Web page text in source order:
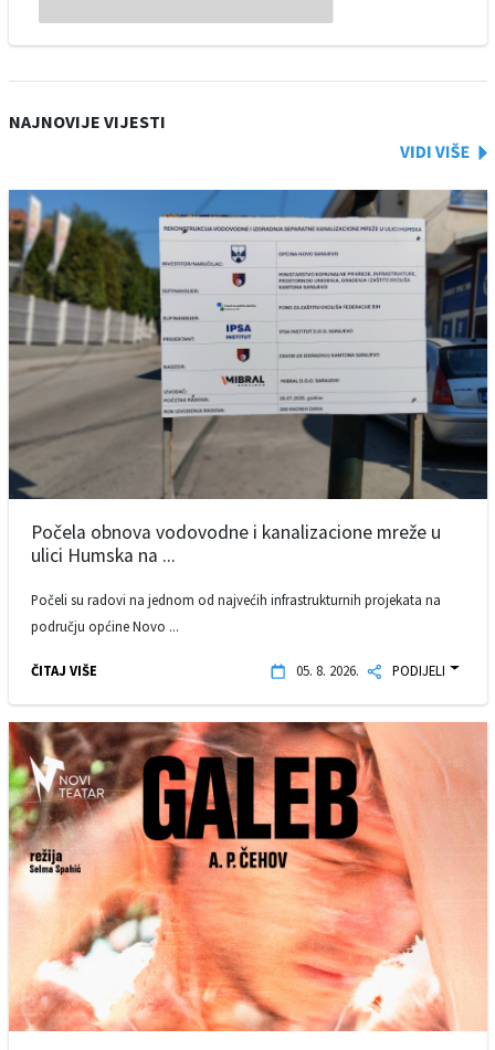
NAJNOVIJE VIJESTI
Počela obnova vodovodne i kanalizacione mreže u
ulici Humska na ...
Počeli su radovi na jednom od najvećih infrastrukturnih projekata na
području općine Novo ...
ČITAJ VIŠE 05. 8. 2026. PODIJELI